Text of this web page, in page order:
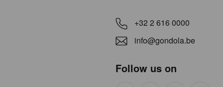
+32 2 616 0000
info@gondola.be
Follow us on